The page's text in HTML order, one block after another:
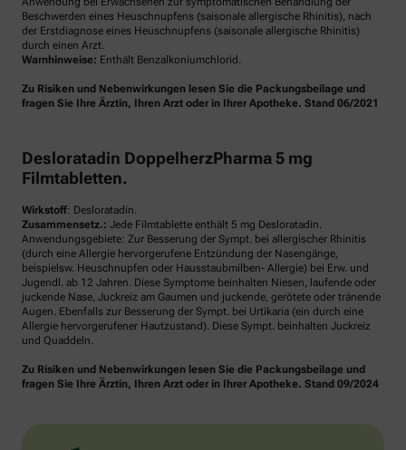
Beschwerden eines Heuschnupfens (saisonale allergische Rhinitis), nach
der Erstdiagnose eines Heuschnupfens (saisonale allergische Rhinitis)
durch einen Arzt.
Warnhinweise: Enthält Benzalkoniumchlorid.
Zu Risiken und Nebenwirkungen lesen Sie die Packungsbeilage und
fragen Sie Ihre Ärztin, Ihren Arzt oder in Ihrer Apotheke. Stand 06/2021
Desloratadin DoppelherzPharma 5 mg
Filmtabletten.
Wirkstoff: Desloratadin.
Zusammensetz.: Jede Filmtablette enthält 5 mg Desloratadin.
Anwendungsgebiete: Zur Besserung der Sympt. bei allergischer Rhinitis
(durch eine Allergie hervorgerufene Entzündung der Nasengänge,
beispielsw. Heuschnupfen oder Hausstaubmilben- Allergie) bei Erw. und
Jugendl. ab 12 Jahren. Diese Symptome beinhalten Niesen, laufende oder
juckende Nase, Juckreiz am Gaumen und juckende, gerötete oder tränende
Augen. Ebenfalls zur Besserung der Sympt. bei Urtikaria (ein durch eine
Allergie hervorgerufener Hautzustand). Diese Sympt. beinhalten Juckreiz
und Quaddeln.
Zu Risiken und Nebenwirkungen lesen Sie die Packungsbeilage und
fragen Sie Ihre Ärztin, Ihren Arzt oder in Ihrer Apotheke. Stand 09/2024